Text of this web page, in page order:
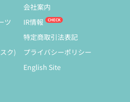
ツ
ク)
会社案内
IR情報
特定商取引法表記
プライバシーポリシー
English Site